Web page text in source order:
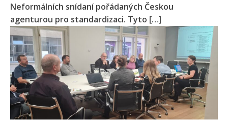
Neformálních snídaní pořádaných Českou
agenturou pro standardizaci. Tyto […]